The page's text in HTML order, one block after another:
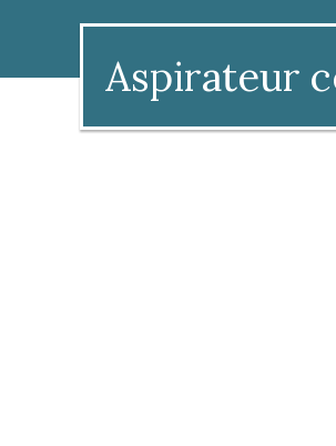
Aspirateur